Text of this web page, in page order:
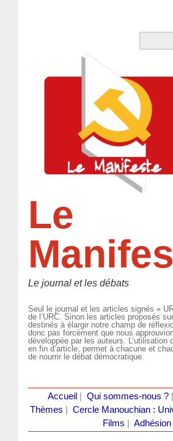
Le
Le journal et les débats
Seul le journal et les articles signés «
de l’URC. Sinon les articles proposés
destinés à élargir notre champ de
donc pas forcément que nous
développée par les auteurs. L’utilisation
en fin d’article, permet à chacune et
de nourrir le débat démocratique.
Accueil Qui sommes-nous ?|
Thèmes
Cercle Manouchian :
Films
Adhésion